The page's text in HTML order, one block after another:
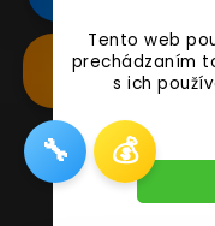
Tento web
prechádzaním
s ich
Renovované
Samsung's
Copyright 2026
🔧 💰